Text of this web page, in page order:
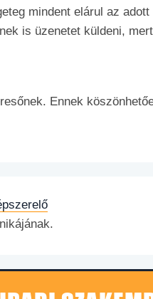
mindent elárul az
is üzenetet küldeni,
Ennek